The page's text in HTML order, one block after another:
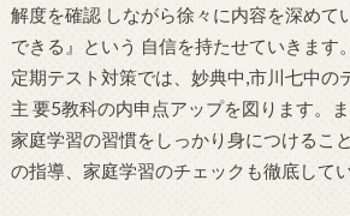
解度を確認 しながら徐々に内容を深めて
できる』という 自信を持たせていきます。
定期テスト対策では、妙典中,市川七中の
主 要5教科の内申点アップを図ります。
家庭学習の習慣をしっかり身につけるこ
の指導、家庭学習のチェックも徹底してい